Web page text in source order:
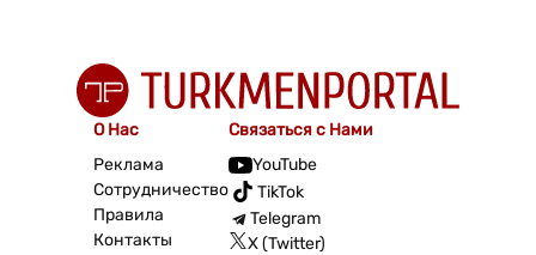
О Нас
Реклама
Сотрудничество
Правила
Контакты
Связаться с Нами
YouTube
TikTok
Telegram
X (Twitter)